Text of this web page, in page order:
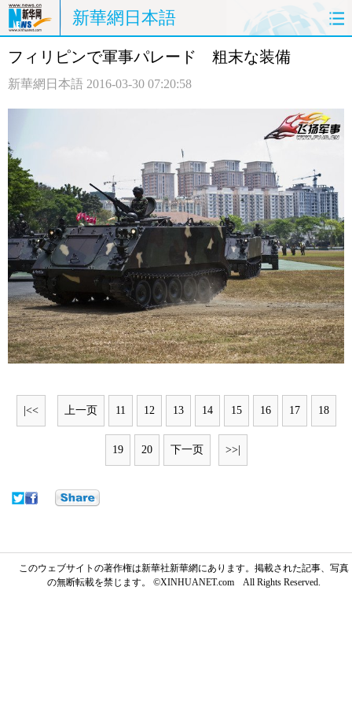
新華網日本語
ホームページ 政治 経済
写真
中日対訳
フィリピンで軍事パレード 粗末な装備
新華網日本語 2016-03-30 07:20:58
|<< 上一页 11 12 13 14 15 16 17 18
19 20 下一页 >>|
このウェブサイトの著作権は新華社新華網にあります。掲載された記事、写真
の無断転載を禁じます。 ©XINHUANET.com All Rights Reserved.